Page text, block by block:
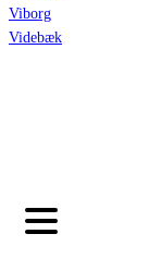
Viborg
Videbæk